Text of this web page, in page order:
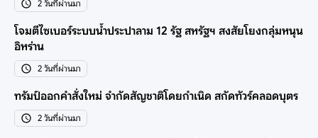
2 วันที่ผ่านมา
โจมตีไซเบอร์ระบบน้ำประปาลาม 12 รัฐ สหรัฐฯ สงสัยโยงกลุ่มหนุน
อิหร่าน
2 วันที่ผ่านมา
ทรัมป์ออกคำสั่งใหม่ จำกัดสัญชาติโดยกำเนิด สกัดทัวร์คลอดบุตร
2 วันที่ผ่านมา